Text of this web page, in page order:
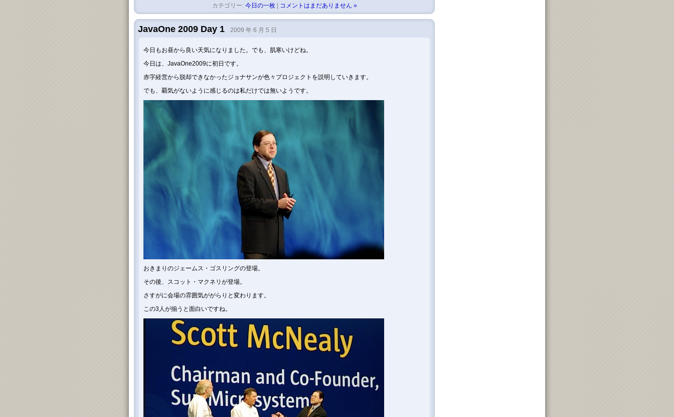
カテゴリー: 今日の一枚| コメントはまだありません »
JavaOne 2009 Day 1 2009 年 6 月 5 日
今日もお昼から良い天気になりました。でも、肌寒いけどね。
今日は、JavaOne2009に初日です。
赤字経営から脱却できなかったジョナサンが色々プロジェクトを説明していきます。
でも、覇気がないように感じるのは私だけでは無いようです。
おきまりのジェームス・ゴスリングの登場。
その後、スコット・マクネリが登場。
さすがに会場の雰囲気ががらりと変わります。
この3人が揃うと面白いですね。